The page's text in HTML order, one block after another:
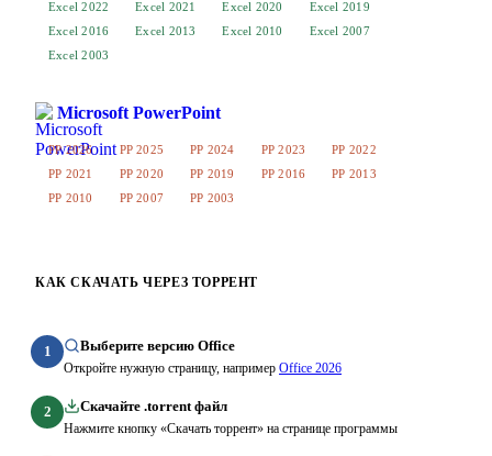
Excel 2022 Excel 2021 Excel 2020
Excel 2019
Excel 2016
Excel 2013 Excel 2010
Excel 2007
Excel 2003
Microsoft PowerPoint
PP 2026 PP 2025 PP 2024 PP 2023
PP 2022
PP 2021
PP 2020 PP 2019 PP 2016
PP 2013
PP 2010
PP 2007 PP 2003
КАК СКАЧАТЬ ЧЕРЕЗ ТОРРЕНТ
1 Выберите версию Office
Откройте нужную страницу, например Office 2026
2 Скачайте .torrent файл
Нажмите кнопку «Скачать торрент» на странице программы